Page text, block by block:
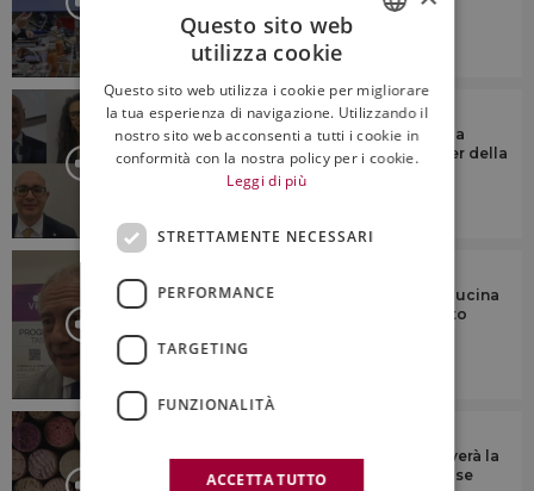
6:23
IL COMMENTO
Tendenze, presente e futuro del vino a
scaffale in Italia, con le insegne leader della
“Il fascino di vino, agroalimentare e cucina
italiani vince anche il difficile contesto
“Il vino italiano, come in passato, troverà la
spinta innovativa per superare una fase
ENGLISH
Questo sito web
utilizza cookie
Questo sito web utilizza i cookie per migliorare
la tua esperienza di navigazione. Utilizzando il
nostro sito web acconsenti a tutti i cookie in
conformità con la nostra policy per i cookie.
Leggi di più
STRETTAMENTE NECESSARI
PERFORMANCE
TARGETING
FUNZIONALITÀ
ACCETTA TUTTO